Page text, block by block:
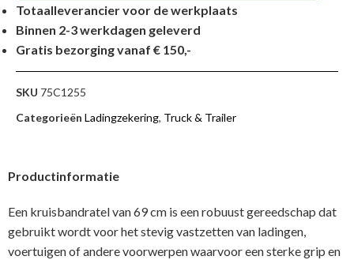
Totaalleverancier voor de werkplaats
Binnen 2-3 werkdagen geleverd
Gratis bezorging vanaf € 150,-
SKU 75C1255
Categorieën Ladingzekering, Truck & Trailer
Productinformatie
Een kruisbandratel van 69 cm is een robuust gereedschap dat
gebruikt wordt voor het stevig vastzetten van ladingen,
voertuigen of andere voorwerpen waarvoor een sterke grip en